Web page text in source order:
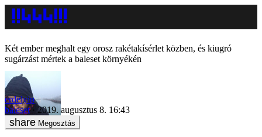
Két ember meghalt egy orosz rakétakísérlet közben, és kiugró
sugárzást mértek a baleset környékén
erdelyip
baleset
2019. augusztus 8. 16:43
Megosztás